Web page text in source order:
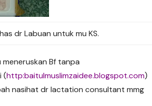
dr Labuan untuk mu KS.
Bf tanpa
(http:baitulmuslimzaidee.blogspot.com)
nasihat dr lactation consultant mmg